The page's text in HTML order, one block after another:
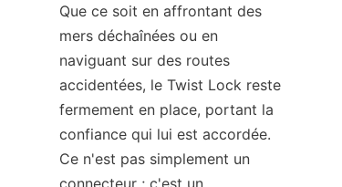
Que ce soit en affrontant des
mers déchaînées ou en
naviguant sur des routes
accidentées, le Twist Lock reste
fermement en place, portant la
confiance qui lui est accordée.
Ce n'est pas simplement un
connecteur ; c'est un